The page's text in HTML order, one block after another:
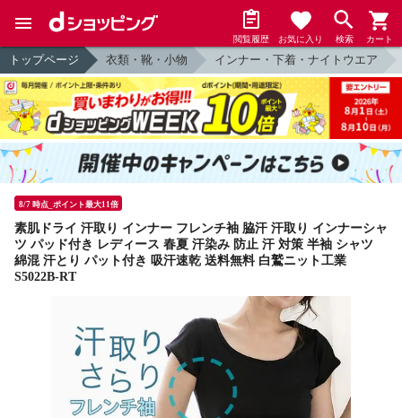
閲覧履歴 お気に入り 検索 カート
トップページ 衣類・靴・小物 インナー・下着・ナイトウエア
8/7 時点_ポイント最大11倍
素肌ドライ 汗取り インナー フレンチ袖 脇汗 汗取り インナーシャ
ツ パッド付き レディース 春夏 汗染み 防止 汗 対策 半袖 シャツ
綿混 汗とり パット付き 吸汗速乾 送料無料 白鷲ニット工業
S5022B-RT